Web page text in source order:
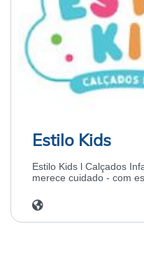
Estilo Kids
Estilo Kids l Calçados
merece cuidado - com